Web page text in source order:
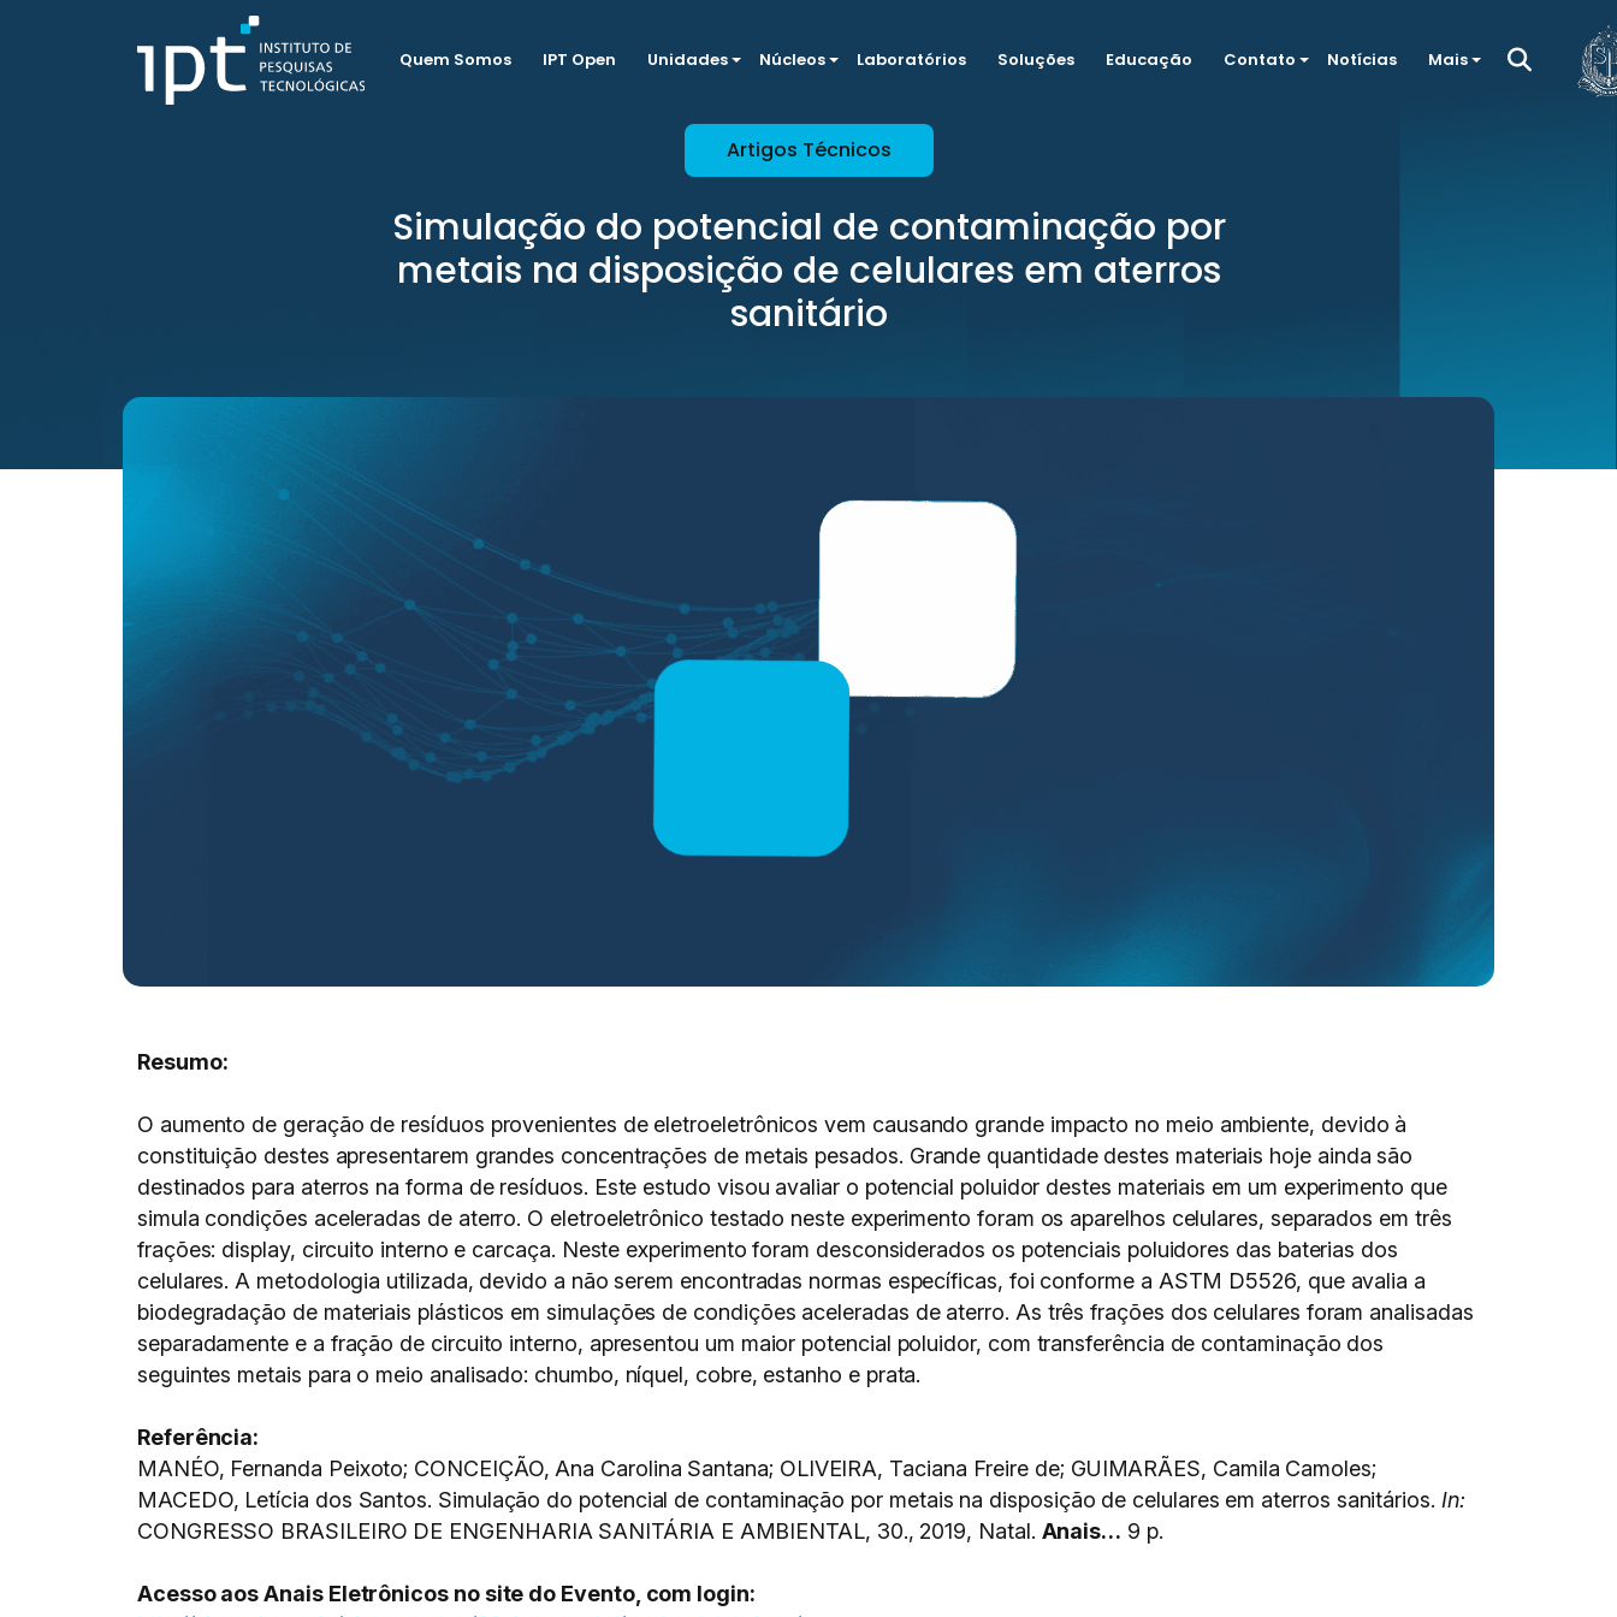
Quem Somos IPT Open Unidades Núcleos Laboratórios Soluções Educação Contato Notícias Mais
Artigos Técnicos
Simulação do potencial de contaminação por
metais na disposição de celulares em aterros
sanitário
Resumo:
O aumento de geração de resíduos provenientes de eletroeletrônicos vem causando grande impacto no meio ambiente, devido à
constituição destes apresentarem grandes concentrações de metais pesados. Grande quantidade destes materiais hoje ainda são
destinados para aterros na forma de resíduos. Este estudo visou avaliar o potencial poluidor destes materiais em um experimento que
simula condições aceleradas de aterro. O eletroeletrônico testado neste experimento foram os aparelhos celulares, separados em três
frações: display, circuito interno e carcaça. Neste experimento foram desconsiderados os potenciais poluidores das baterias dos
celulares. A metodologia utilizada, devido a não serem encontradas normas específicas, foi conforme a ASTM D5526, que avalia a
biodegradação de materiais plásticos em simulações de condições aceleradas de aterro. As três frações dos celulares foram analisadas
separadamente e a fração de circuito interno, apresentou um maior potencial poluidor, com transferência de contaminação dos
seguintes metais para o meio analisado: chumbo, níquel, cobre, estanho e prata.
Referência:
MANÉO, Fernanda Peixoto; CONCEIÇÃO, Ana Carolina Santana; OLIVEIRA, Taciana Freire de; GUIMARÃES, Camila Camoles;
MACEDO, Letícia dos Santos. Simulação do potencial de contaminação por metais na disposição de celulares em aterros sanitários. In:
CONGRESSO BRASILEIRO DE ENGENHARIA SANITÁRIA E AMBIENTAL, 30., 2019, Natal. Anais… 9 p.
Acesso aos Anais Eletrônicos no site do Evento, com login: